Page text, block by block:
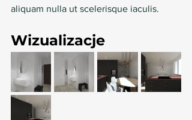
aliquam nulla ut scelerisque iaculis.
Wizualizacje